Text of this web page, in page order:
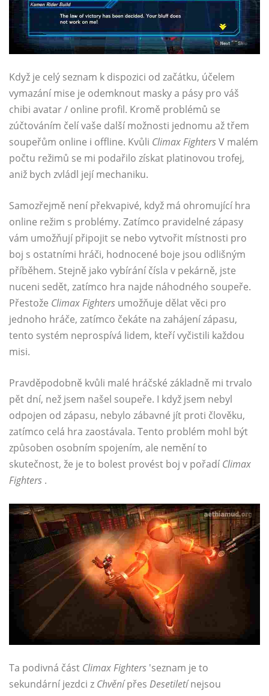
Když je celý seznam k dispozici od začátku, účelem
vymazání mise je odemknout masky a pásy pro váš
chibi avatar / online profil. Kromě problémů se
zúčtováním čelí vaše další možnosti jednomu až třem
soupeřům online i offline. Kvůli Climax FightersV malém
počtu režimů se mi podařilo získat platinovou trofej,
aniž bych zvládl její mechaniku.
Samozřejmě není překvapivé, když má ohromující hra
online režim s problémy. Zatímco pravidelné zápasy
vám umožňují připojit se nebo vytvořit místnosti pro
boj s ostatními hráči, hodnocené boje jsou odlišným
příběhem. Stejně jako vybírání čísla v pekárně, jste
nuceni sedět, zatímco hra najde náhodného soupeře.
Přestože Climax Fighters umožňuje dělat věci pro
jednoho hráče, zatímco čekáte na zahájení zápasu,
tento systém neprospívá lidem, kteří vyčistili každou
misi.
Pravděpodobně kvůli malé hráčské základně mi trvalo
pět dní, než jsem našel soupeře. I když jsem nebyl
odpojen od zápasu, nebylo zábavné jít proti člověku,
zatímco celá hra zaostávala. Tento problém mohl být
způsoben osobním spojením, ale nemění to
skutečnost, že je to bolest provést boj v pořadíClimax
Fighters .
Ta podivná část Climax Fighters 'seznam je to
sekundární jezdci z Chvěnípřes Desetiletínejsou